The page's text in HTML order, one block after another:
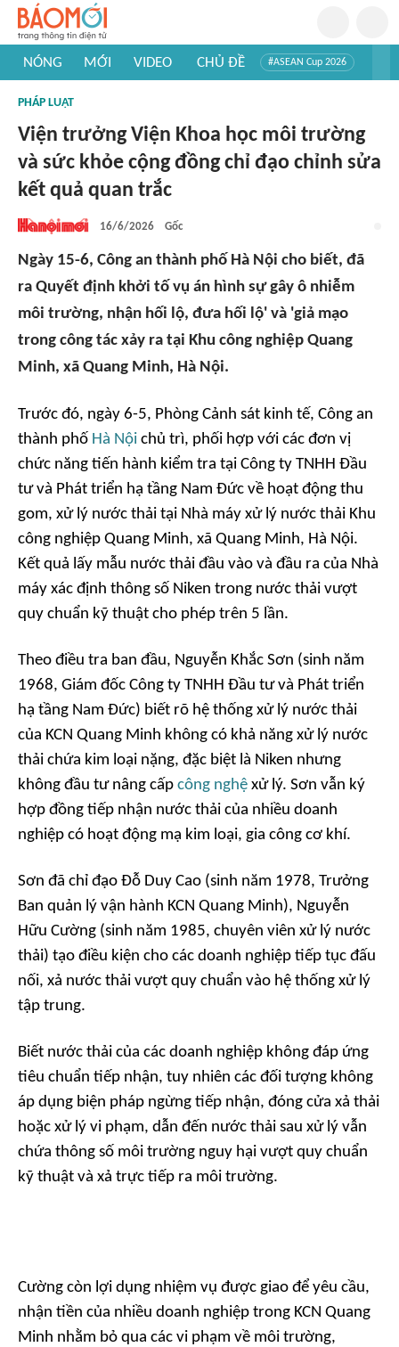
NÓNG MỚI VIDEO CHỦ ĐỀ #ASEAN Cup 2026
#Khám phá thế giới
PHÁP LUẬT
Viện trưởng Viện Khoa học môi trường
và sức khỏe cộng đồng chỉ đạo chỉnh sửa
kết quả quan trắc
16/6/2026 Gốc
Ngày 15-6, Công an thành phố Hà Nội cho biết, đã
ra Quyết định khởi tố vụ án hình sự gây ô nhiễm
môi trường, nhận hối lộ, đưa hối lộ' và 'giả mạo
trong công tác xảy ra tại Khu công nghiệp Quang
Minh, xã Quang Minh, Hà Nội.
Trước đó, ngày 6-5, Phòng Cảnh sát kinh tế, Công an
thành phố Hà Nội chủ trì, phối hợp với các đơn vị
chức năng tiến hành kiểm tra tại Công ty TNHH Đầu
tư và Phát triển hạ tầng Nam Đức về hoạt động thu
gom, xử lý nước thải tại Nhà máy xử lý nước thải Khu
công nghiệp Quang Minh, xã Quang Minh, Hà Nội.
Kết quả lấy mẫu nước thải đầu vào và đầu ra của Nhà
máy xác định thông số Niken trong nước thải vượt
quy chuẩn kỹ thuật cho phép trên 5 lần.
Theo điều tra ban đầu, Nguyễn Khắc Sơn (sinh năm
1968, Giám đốc Công ty TNHH Đầu tư và Phát triển
hạ tầng Nam Đức) biết rõ hệ thống xử lý nước thải
của KCN Quang Minh không có khả năng xử lý nước
thải chứa kim loại nặng, đặc biệt là Niken nhưng
không đầu tư nâng cấp công nghệ xử lý. Sơn vẫn ký
hợp đồng tiếp nhận nước thải của nhiều doanh
nghiệp có hoạt động mạ kim loại, gia công cơ khí.
Sơn đã chỉ đạo Đỗ Duy Cao (sinh năm 1978, Trưởng
Ban quản lý vận hành KCN Quang Minh), Nguyễn
Hữu Cường (sinh năm 1985, chuyên viên xử lý nước
thải) tạo điều kiện cho các doanh nghiệp tiếp tục đấu
nối, xả nước thải vượt quy chuẩn vào hệ thống xử lý
tập trung.
Biết nước thải của các doanh nghiệp không đáp ứng
tiêu chuẩn tiếp nhận, tuy nhiên các đối tượng không
áp dụng biện pháp ngừng tiếp nhận, đóng cửa xả thải
hoặc xử lý vi phạm, dẫn đến nước thải sau xử lý vẫn
chứa thông số môi trường nguy hại vượt quy chuẩn
kỹ thuật và xả trực tiếp ra môi trường.
Cường còn lợi dụng nhiệm vụ được giao để yêu cầu,
nhận tiền của nhiều doanh nghiệp trong KCN Quang
Minh nhằm bỏ qua các vi phạm về môi trường,